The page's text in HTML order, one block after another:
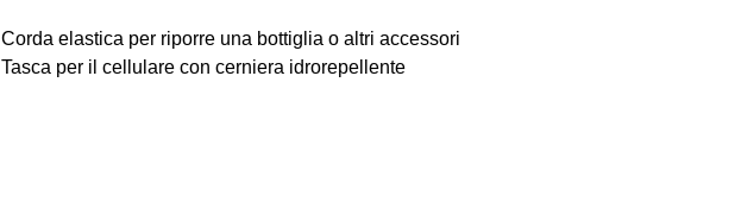
Corda elastica per riporre una bottiglia o altri accessori
Tasca per il cellulare con cerniera idrorepellente